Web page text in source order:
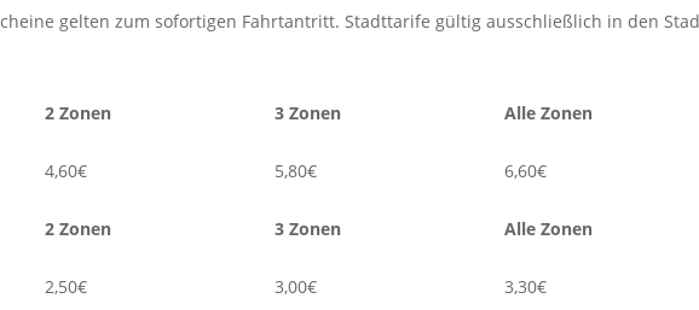
gelten zum sofortigen Fahrtantritt. Stadttarife gültig ausschließlich in den
2 Zonen
4,60€
3 Zonen
5,80€
Alle Zonen
6,60€
2 Zonen
2,50€
3 Zonen
3,00€
Alle Zonen
3,30€